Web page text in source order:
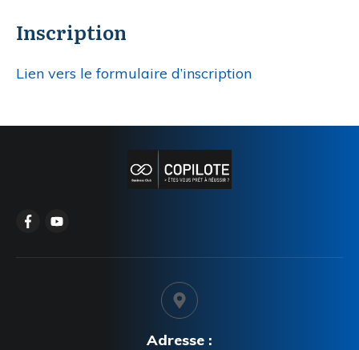
Inscription
Lien vers le formulaire d’inscription
Adresse :